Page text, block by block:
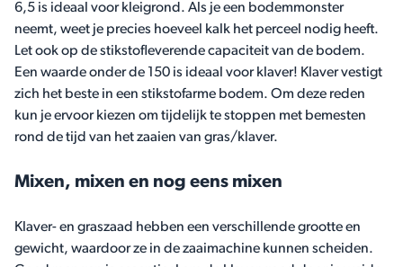
6,5 is ideaal voor kleigrond. Als je een bodemmonster
neemt, weet je precies hoeveel kalk het perceel nodig heeft.
Let ook op de stikstofleverende capaciteit van de bodem.
Een waarde onder de 150 is ideaal voor klaver! Klaver vestigt
zich het beste in een stikstofarme bodem. Om deze reden
kun je ervoor kiezen om tijdelijk te stoppen met bemesten
rond de tijd van het zaaien van gras/klaver.
Mixen, mixen en nog eens mixen
Klaver- en graszaad hebben een verschillende grootte en
gewicht, waardoor ze in de zaaimachine kunnen scheiden.